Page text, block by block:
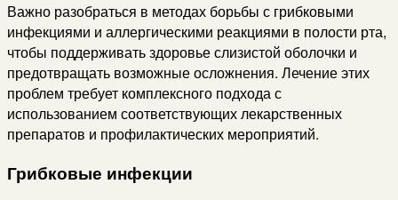
Важно разобраться в методах борьбы с грибковыми
инфекциями и аллергическими реакциями в полости рта,
чтобы поддерживать здоровье слизистой оболочки и
предотвращать возможные осложнения. Лечение этих
проблем требует комплексного подхода с
использованием соответствующих лекарственных
препаратов и профилактических мероприятий.
Грибковые инфекции